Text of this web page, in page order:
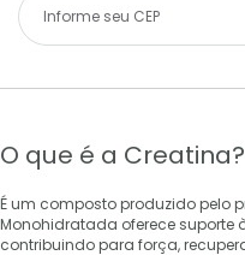
O que é a Creatina?
É um composto produzido pelo
Monohidratada oferece suporte
contribuindo para força,